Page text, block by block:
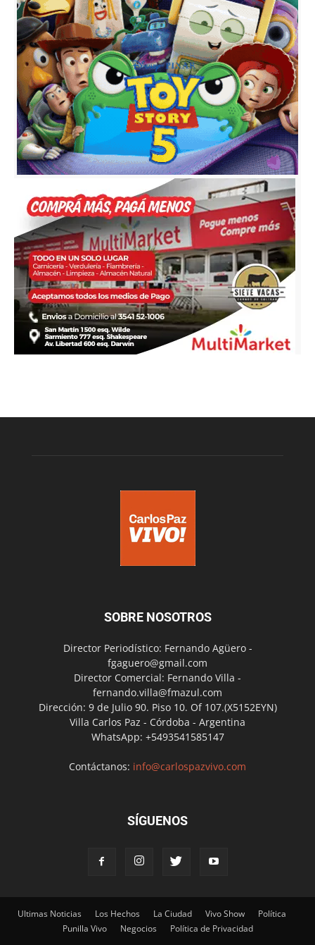
SOBRE NOSOTROS
Director Periodístico: Fernando Agüero -
fgaguero@gmail.com
Director Comercial: Fernando Villa -
fernando.villa@fmazul.com
Dirección: 9 de Julio 90. Piso 10. Of 107.(X5152EYN)
Villa Carlos Paz - Córdoba - Argentina
WhatsApp: +5493541585147
Contáctanos: info@carlospazvivo.com
SÍGUENOS
Ultimas Noticias Los Hechos La Ciudad Vivo Show
Política
Punilla Vivo
Negocios Política de Privacidad